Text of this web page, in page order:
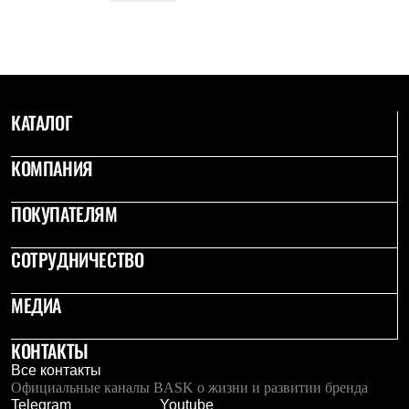
Брюки
Куртки
Комбинезоны
Комплект термобелья
Снаряжение
Палатки
Аксессуары для палаток
Рюкзаки
Легкоходные
Альпинистские
Аксессуары для рюкзаков
Спальные мешки
Пуховые
Комбинированные
КАТАЛОГ
КОМПАНИЯ
ПОКУПАТЕЛЯМ
СОТРУДНИЧЕСТВО
МЕДИА
КОНТАКТЫ
Все контакты
Официальные каналы BASK о жизни и развитии бренда
Telegram
Youtube